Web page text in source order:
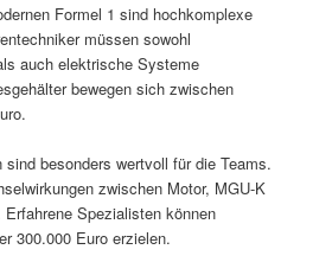
Formel 1 sind hochkomplexe
müssen sowohl
auch elektrische Systeme
bewegen sich zwischen
besonders wertvoll für die Teams.
zwischen Motor, MGU-K
Spezialisten können
300.000 Euro erzielen.